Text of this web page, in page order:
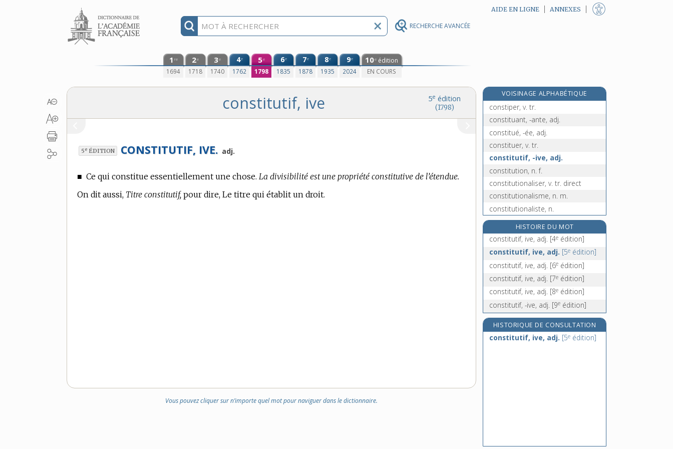
RECHERCHE AVANCÉE
Aller au contenu AIDE EN LIGNE ANNEXES
1 re
1694
2e
1718
3e
1740
4e
1762
5e
1798
6e
1835
7e
1878
8e
1935
9e
2024
10e édition
EN COURS
5e édition
(1798)
constitutif, ive
5e ÉDITION CONSTITUTIF, IVE. adj.
■ Ce qui constitue essentiellement une chose. La divisibilité est une propriété constitutive de l’étendue.
On dit aussi, Titre constitutif, pour dire, Le titre qui établit un droit.
Vous pouvez cliquer sur n’importe quel mot pour naviguer dans le dictionnaire.
VOISINAGE ALPHABÉTIQUE
constipé, -ée, adj.
constiper, v. tr.
constituant, -ante, adj.
constitué, -ée, adj.
constituer, v. tr.
constitutif, -ive, adj.
constitution, n. f.
constitutionaliser, v. tr. direct
constitutionalisme, n. m.
constitutionaliste, n.
constitutionalité, n. f.
constitution civile du clergé, n. f.
[5eédition]
constitutionnaliser, v. tr. direct
constitutionnalisme, n. m.
constitutionnaliste, n.
HISTOIRE DU MOT
constitutif, ive, adj. [4e édition]
constitutif, ive, adj. [5e édition]
constitutif, ive, adj. [6e édition]
constitutif, ive, adj. [7e édition]
constitutif, ive, adj. [8e édition]
constitutif, -ive, adj. [9e édition]
HISTORIQUE DE CONSULTATION
constitutif, ive, adj. [5e édition]